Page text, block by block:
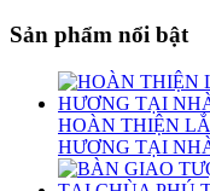
Sản phẩm nổi bật
HOÀN THIỆN
HƯƠNG TẠI